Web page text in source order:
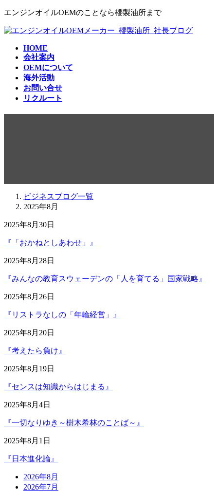
コ
テ
ナ
ゲ
エンジンオイルOEMのことなら櫻製油所まで
HOME
会社案内
OEMについて
海外活動
お問い合せ
リクルート
ビジネスブログ一覧
2025年8月
2025年8月30日
『「おかねとしあわせ」』
2025年8月28日
『みんなの教育スウェーデンの「人を育てる」国家戦略』
2025年8月26日
『リストラなしの「年輪経営」』
2025年8月20日
『考えたら負け』
2025年8月19日
『センスは知識からはじまる』
2025年8月4日
『一切なりゆき～樹木希林のことば～』
2025年8月1日
『日本進化論』
2026年8月
2026年7月